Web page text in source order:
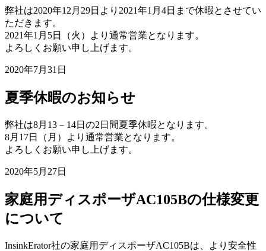
弊社は2020年12月29日より2021年1月4日まで休暇とさせてい
ただきます。
2021年1月5日（火）より通常営業となります。
よろしくお願い申し上げます。
2020年7月31日
夏季休暇のお知らせ
弊社は8月13－14日の2日間夏季休暇となります。
8月17日（月）より通常営業となります。
よろしくお願い申し上げます。
2020年5月27日
家庭用ディスポーザAC105Bの仕様変更
について
InsinkErator社の家庭用ディスポーザAC105Bは、より安全性